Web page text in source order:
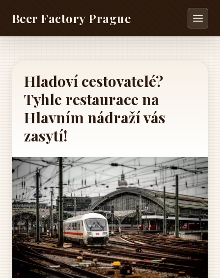
Beer Factory Prague
Hladoví cestovatelé?
Tyhle restaurace na
Hlavním nádraží vás
zasytí!